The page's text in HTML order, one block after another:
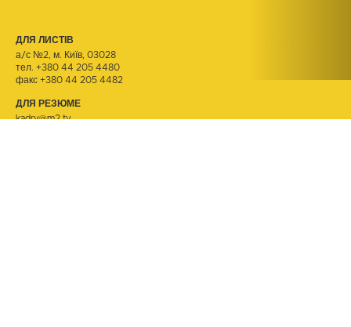
ДЛЯ ЛИСТІВ
а/с №2, м. Київ, 03028
тел. +380 44 205 4480
факс +380 44 205 4482
ДЛЯ РЕЗЮМЕ
kadry@m2.tv